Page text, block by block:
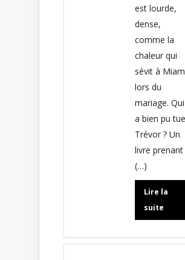
est lourde,
dense,
comme la
chaleur qui
sévit à
lors du
mariage. Qui
a bien pu
Trévor ? Un
livre prenant
(…)
Lire la
suite